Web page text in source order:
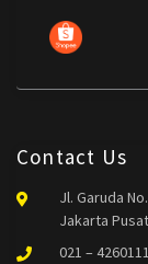
Contact Us
Jl. Garuda
Jakarta Pusat
021 – 4260111